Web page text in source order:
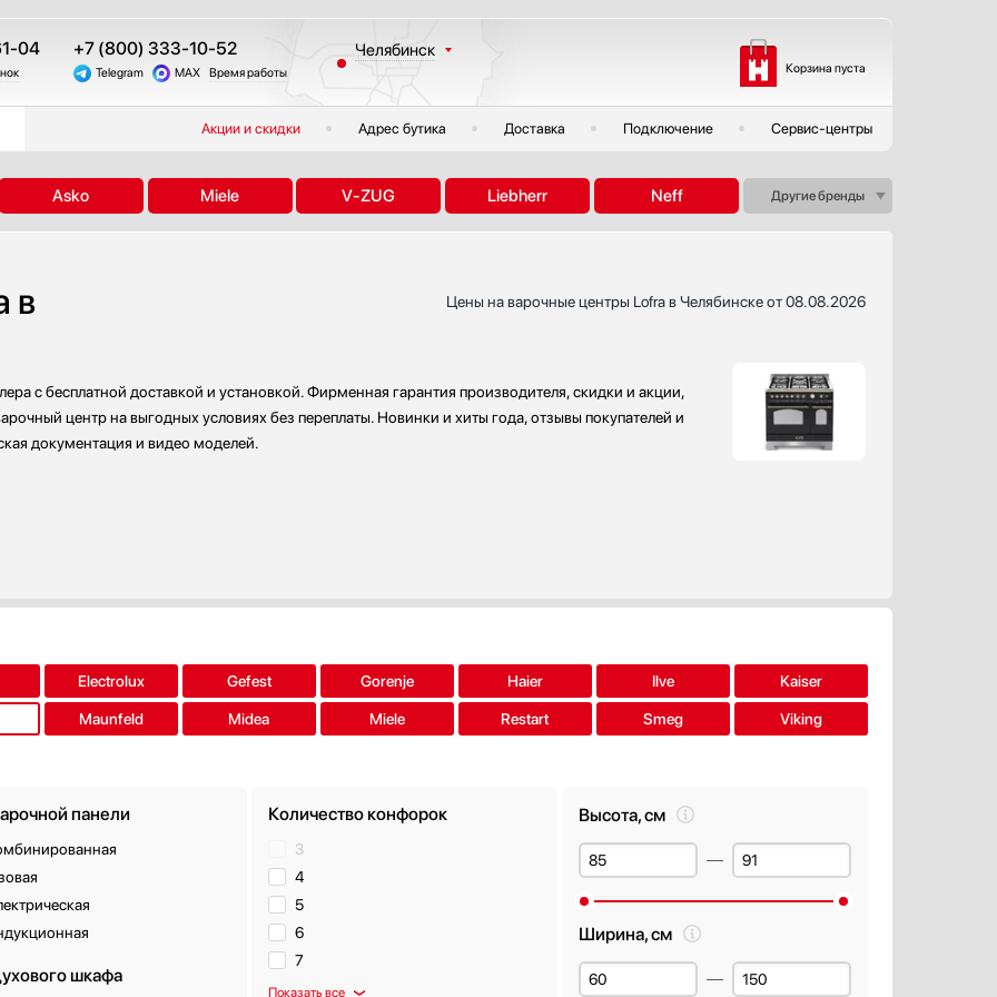
04 +7 (800) 333-10-52
Telegram MAX Время работы
Челябинск
Санкт-Петербург
Краснодар
Екатеринбург
Другие регионы
Корзина пуста
Акции и скидки Адрес бутика Доставка Подключение Сервис-центры
Asko Miele V-ZUG Liebherr Neff Другие бренды
в
Цены на варочные центры Lofra в Челябинске от 08.08.2026
с бесплатной доставкой и установкой. Фирменная гарантия производителя, скидки и акции,
центр на выгодных условиях без переплаты. Новинки и хиты года, отзывы покупателей и
документация и видео моделей.
Electrolux Gefest Gorenje Haier Ilve Kaiser
Maunfeld Midea Miele Restart Smeg Viking
панели
шкафа
Количество конфорок
3
4
5
6
7
Показать все
Высота, см
Ширина, см